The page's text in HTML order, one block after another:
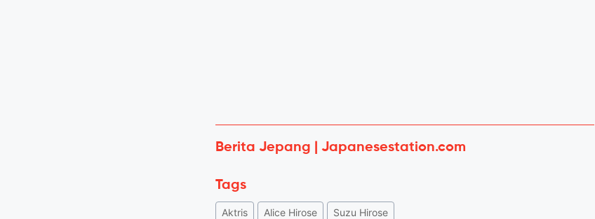
Berita Jepang | Japanesestation.com
Tags
Aktris Alice Hirose Suzu Hirose